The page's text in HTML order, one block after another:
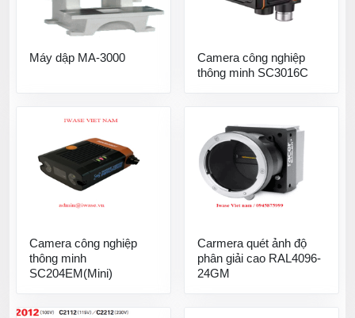
Máy dập MA-3000
Camera công nghiệp
thông minh SC3016C
Camera công nghiệp
thông minh
SC204EM(Mini)
Carmera quét ảnh độ
phân giải cao RAL4096-
24GM